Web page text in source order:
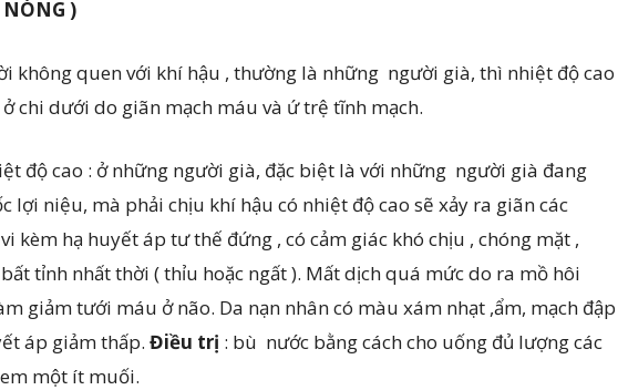
NÓNG )
không quen với khí hậu , thường là những người già, thì nhiệt độ cao
chi dưới do giãn mạch máu và ứ trệ tĩnh mạch.
độ cao : ở những người già, đặc biệt là với những người già đang
lợi niệu, mà phải chịu khí hậu có nhiệt độ cao sẽ xảy ra giãn các
kèm hạ huyết áp tư thế đứng , có cảm giác khó chịu , chóng mặt ,
tỉnh nhất thời ( thỉu hoặc ngất ). Mất dịch quá mức do ra mồ hôi
giảm tưới máu ở não. Da nạn nhân có màu xám nhạt ,ẩm, mạch đập
áp giảm thấp. Điều trị : bù nước bằng cách cho uống đủ lượng các
một ít muối.